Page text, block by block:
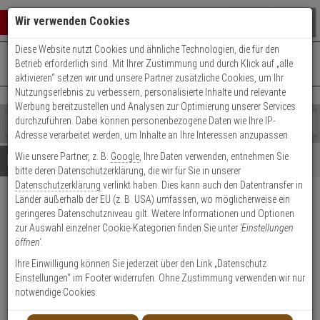
Warenkorb schließen
0 ARTIKEL IM WARENKORB
Ihr Warenkorb ist momentan leer.
Ergebnisse ()
Fertig
Shop
durchsuchen
Bitte
geben
Sie
mindestens
Zeichen
ein,
um
Suche
Es
wurde
noch
Kategorien
Suche
gestartet
+49 (0)821 899 493-0Mo. - Do.: 8:00 - 16:30 | Fr.: 8:00 - 14:00 Uhr
Kontaktservice nutzen
Details Beratung
IKON Kastenriegelschloss
Sys. TK5 5133 WS DIN-R
Produktmerkmale
Datenblatt drucken
Wir verwenden Cookies
Diese Website nutzt Cookies und ähnliche Technologien, die für den
Betrieb erforderlich sind. Mit Ihrer Zustimmung und durch Klick auf „alle
aktivieren“ setzen wir und unsere Partner zusätzliche Cookies, um Ihr
Nutzungserlebnis zu verbessern, personalisierte Inhalte und relevante
Werbung bereitzustellen und Analysen zur Optimierung unserer Services
durchzuführen. Dabei können personenbezogene Daten wie Ihre IP-
Adresse verarbeitet werden, um Inhalte an Ihre Interessen anzupassen.
Wie unsere Partner, z. B. Google , Ihre Daten verwenden, entnehmen Sie
bitte deren Datenschutzerklärung, die wir für Sie in unserer
Datenschutzerklärung verlinkt haben. Dies kann auch den Datentransfer in
Länder außerhalb der EU (z. B. USA) umfassen, wo möglicherweise ein
geringeres Datenschutzniveau gilt. Weitere Informationen und Optionen
zur Auswahl einzelner Cookie-Kategorien finden Sie unter 'Einstellungen
öffnen'.
Ihre Einwilligung können Sie jederzeit über den Link „Datenschutz
Einstellungen“ im Footer widerrufen. Ohne Zustimmung verwenden wir nur
notwendige Cookies.